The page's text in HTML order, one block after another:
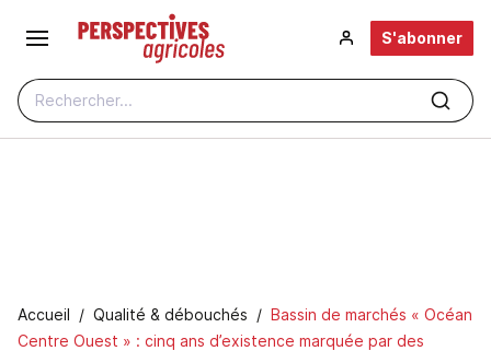
Aller au contenu principal
Rechercher...
S'abonner
Fil d'Ariane
Accueil Qualité & débouchés
Bassin de marchés « Océan
Centre Ouest » : cinq ans d’existence marquée par des